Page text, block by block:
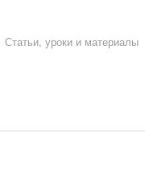
Статьи, уроки и материалы